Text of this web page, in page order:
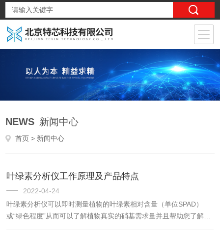
NEWS 新闻中心
首页 > 新闻中心
叶绿素分析仪工作原理及产品特点
2022-04-24
叶绿素分析仪可以即时测量植物的叶绿素相对含量（单位SPAD）
或“绿色程度”从而可以了解植物真实的硝基需求量并且帮助您了解土